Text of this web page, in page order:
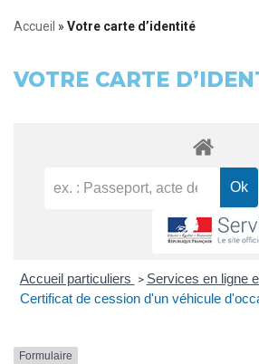
Accueil » Votre carte d’identité
VOTRE CARTE
Accueil particuliers > Services en ligne
Certificat de cession d'un véhicule
Formulaire